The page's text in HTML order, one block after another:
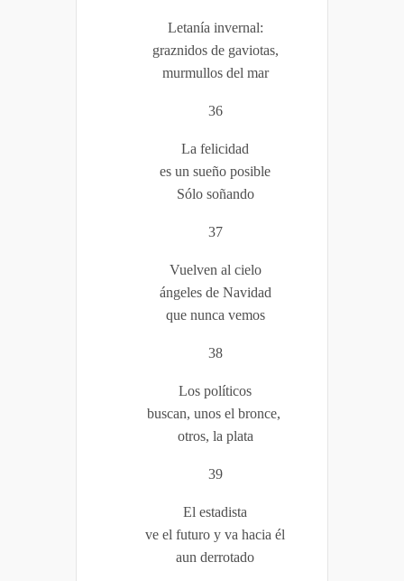
Letanía invernal:
graznidos de gaviotas,
murmullos del mar
36
La felicidad
es un sueño posible
Sólo soñando
37
Vuelven al cielo
ángeles de Navidad
que nunca vemos
38
Los políticos
buscan, unos el bronce,
otros, la plata
39
El estadista
ve el futuro y va hacia él
aun derrotado